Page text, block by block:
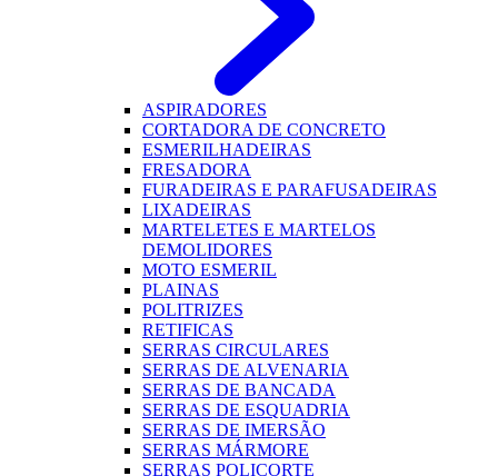
ASPIRADORES
CORTADORA DE CONCRETO
ESMERILHADEIRAS
FRESADORA
FURADEIRAS E PARAFUSADEIRAS
LIXADEIRAS
MARTELETES E MARTELOS
DEMOLIDORES
MOTO ESMERIL
PLAINAS
POLITRIZES
RETIFICAS
SERRAS CIRCULARES
SERRAS DE ALVENARIA
SERRAS DE BANCADA
SERRAS DE ESQUADRIA
SERRAS DE IMERSÃO
SERRAS MÁRMORE
SERRAS POLICORTE